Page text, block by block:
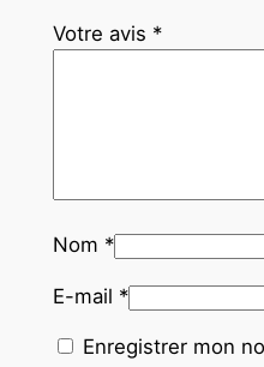
Votre avis *
Nom *
E-mail *
Enregistrer mon